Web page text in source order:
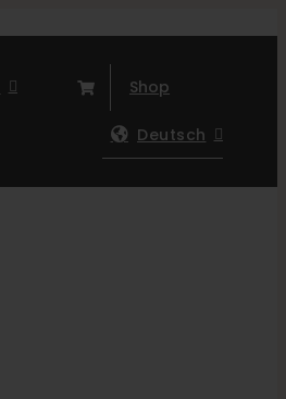
Shop
Deutsch